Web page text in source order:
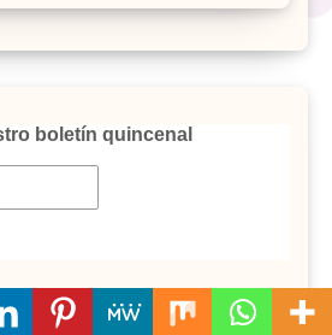
boletín quincenal